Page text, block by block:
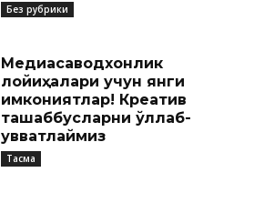
Без рубрики
Медиасаводхонлик
лойиҳалари учун янги
имкониятлар! Креатив
ташаббусларни қўллаб-
қувватлаймиз
Тасма